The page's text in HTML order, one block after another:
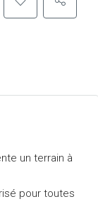
un terrain à
pour toutes